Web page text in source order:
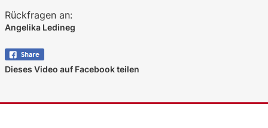
Rückfragen an:
Angelika Ledineg
Dieses Video auf Facebook teilen